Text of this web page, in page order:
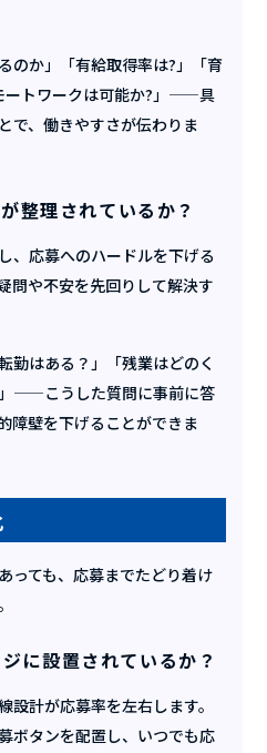
のか」「有給取得率は?」「育
ートワークは可能か?」——具
で、働きやすさが伝わりま
整理されているか？
、応募へのハードルを下げる
問や不安を先回りして解決す
勤はある？」「残業はどのく
——こうした質問に事前に答
障壁を下げることができま
っても、応募までたどり着け
に設置されているか？
計が応募率を左右します。
ボタンを配置し、いつでも応